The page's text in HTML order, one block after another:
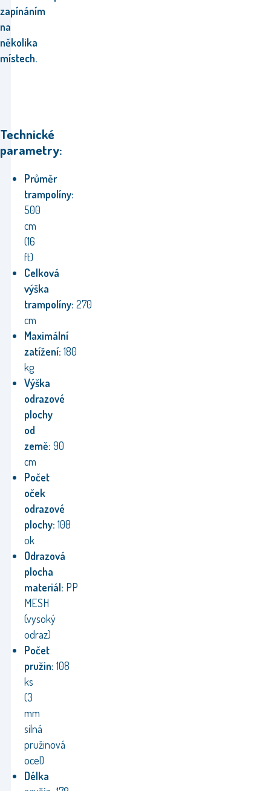
zapínáním
na
několika
místech.
Technické
parametry:
Průměr
trampolíny:
500
cm
(16
ft)
Celková
výška
trampolíny: 270
cm
Maximální
zatížení: 180
kg
Výška
odrazové
plochy
od
země: 90
cm
Počet
oček
odrazové
plochy: 108
ok
Odrazová
plocha
materiál: PP
MESH
(vysoký
odraz)
Počet
pružin: 108
ks
(3
mm
silná
pružinová
ocel)
Délka